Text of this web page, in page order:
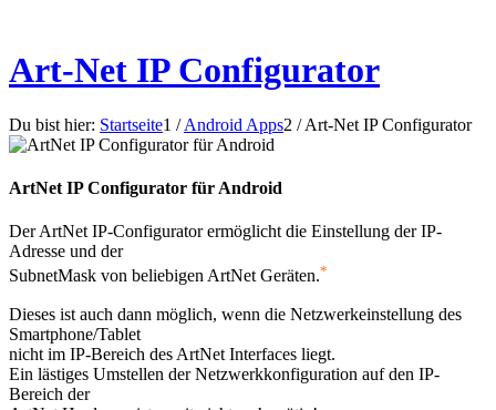
Art-Net IP Configurator
Du bist hier: Startseite1 / Android Apps2 / Art-Net IP Configurator
ArtNet IP Configurator für Android
Der ArtNet IP-Configurator ermöglicht die Einstellung der IP-
Adresse und der
SubnetMask von beliebigen ArtNet Geräten.*
Dieses ist auch dann möglich, wenn die Netzwerkeinstellung des
Smartphone/Tablet
nicht im IP-Bereich des ArtNet Interfaces liegt.
Ein lästiges Umstellen der Netzwerkkonfiguration auf den IP-
Bereich der